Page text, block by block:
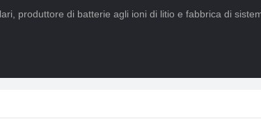
produttore di batterie agli ioni di litio e fabbrica di